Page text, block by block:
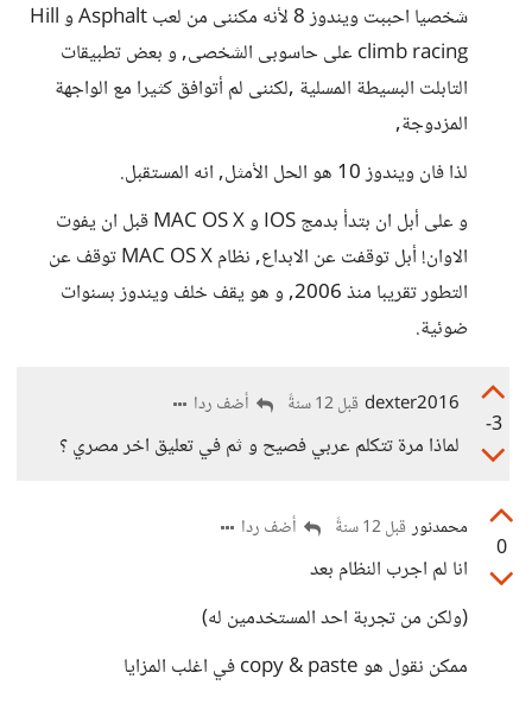
شخصيا احببت ويندوز 8 لأنه مكننى من لعب Asphalt و Hill
climb racing على حاسوبى الشخصى, و بعض تطبيقات
التابلت البسيطة المسلية ,لكننى لم أتوافق كثيرا مع الواجهة
المزدوجة,
لذا فان ويندوز 10 هو الحل الأمثل, انه المستقبل.
و على أبل ان بتدأ بدمج IOS و MAC OS X قبل ان يفوت
الاوان! أبل توقفت عن الابداع, نظام MAC OS X توقف عن
التطور تقريبا منذ 2006, و هو يقف خلف ويندوز بسنوات
ضوئية.
-3
dexter2016 قبل 12 سنةً أضف ردا
لماذا مرة تتكلم عربي فصيح و ثم في تعليق اخر مصري ؟
0
محمدنور قبل 12 سنةً أضف ردا
انا لم اجرب النظام بعد
(ولكن من تجربة احد المستخدمين له)
ممكن نقول هو copy & paste في اغلب المزايا